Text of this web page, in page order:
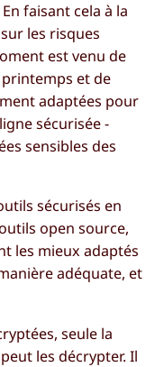
faisant cela à la
les risques
est venu de
et de
adaptées pour
sécurisée -
sensibles des
sécurisés en
open source,
les mieux adaptés
adéquate, et
seule la
les décrypter. Il